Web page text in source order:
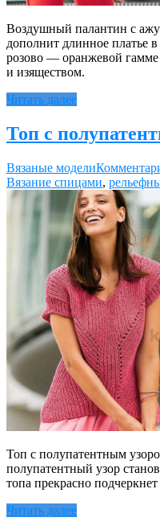
Воздушный палантин с
дополнит длинное платье
розово — оранжевой гамме
и изяществом.
Читать далее
Топ с
Вязаные модели
Вязание спицами,
Топ с полупатентным
полупатентный узор
топа прекрасно
Читать далее